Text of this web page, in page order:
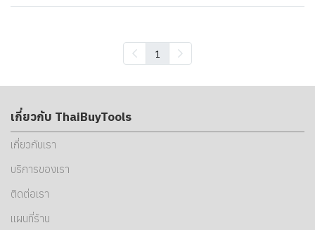
1
เกี่ยวกับ ThaiBuyTools
เกี่ยวกับเรา
บริการของเรา
ติดต่อเรา
แผนที่ร้าน